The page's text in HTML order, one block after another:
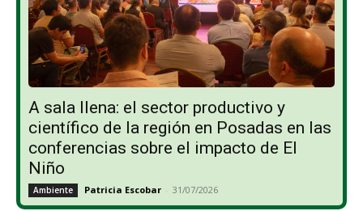
A sala llena: el sector productivo y
científico de la región en Posadas en las
conferencias sobre el impacto de El
Niño
Ambiente Patricia Escobar - 31/07/2026